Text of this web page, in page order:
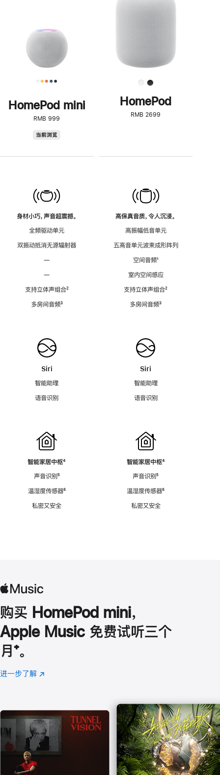
HomePod mini
RMB 999
当前浏览
身材小巧，声音超震撼。
全频驱动单元
双振动抵消无源辐射器
—
—
支持立体声组合脚
²
多房间音频脚
³
Siri
智能助理
语音识别
智能家居中枢脚
⁴
声音识别脚
⁵
温湿度传感器脚
⁶
私密又安全
了
解
HomePod<
HomePod
RMB 2699
高保真音质，令人沉浸。
高振幅低音单元
五高音单元波束成形阵列
空间音频脚
¹
室内空间感应
支持立体声组合脚
²
多房间音频脚
³
Siri
智能助理
语音识别
智能家居中枢脚
⁴
声音识别脚
⁵
温湿度传感器脚
⁶
私密又安全
购买 HomePod mini，
Apple Music 免费试听三个
月 脚
注
⁺。
进一步了解 Apple
(在
口
中
打
开)